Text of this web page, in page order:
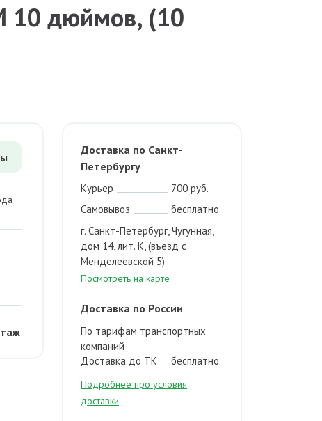
10 дюймов, (10
Доставка по Санкт-
Петербургу
Курьер
700 руб.
Самовывоз
бесплатно
г. Санкт-Петербург, Чугунная,
дом 14, лит. К, (въезд с
Менделеевской 5)
Посмотреть на карте
Доставка по России
По тарифам транспортных
компаний
Доставка до ТК
бесплатно
Подробнее про условия
доставки